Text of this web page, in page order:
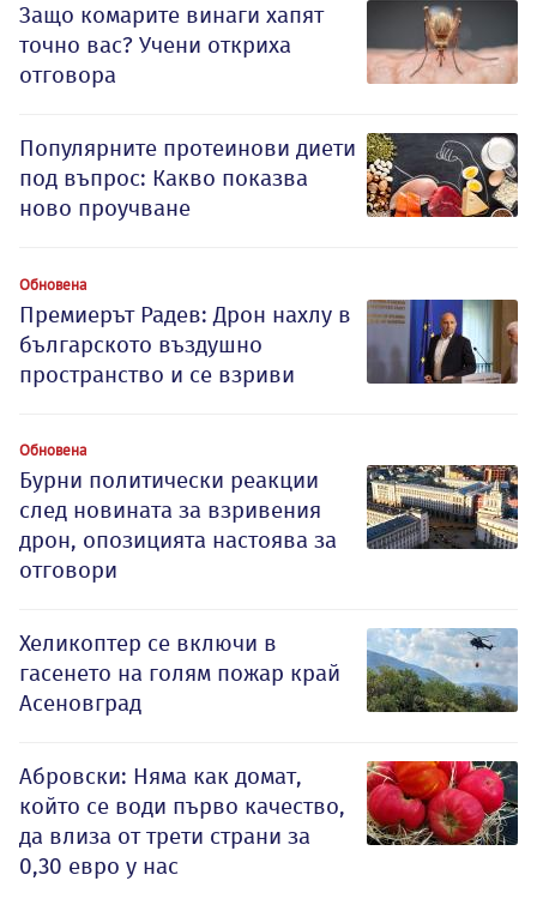
Защо комарите винаги хапят
точно вас? Учени откриха
отговора
Популярните протеинови диети
под въпрос: Какво показва
ново проучване
Обновена
Премиерът Радев: Дрон нахлу в
българското въздушно
пространство и се взриви
Обновена
Бурни политически реакции
след новината за взривения
дрон, опозицията настоява за
отговори
Хеликоптер се включи в
гасенето на голям пожар край
Асеновград
Абровски: Няма как домат,
който се води първо качество,
да влиза от трети страни за
0,30 евро у нас